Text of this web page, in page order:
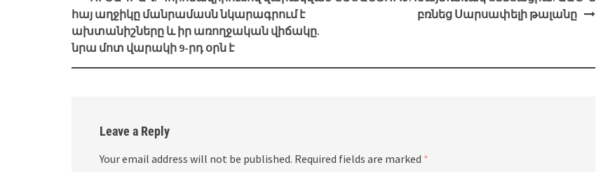
navigation
հայ աղջիկը մանրամասն նկարագրում է
ախտանիշները և իր առողջական վիճակը.
նրա մոտ վարակի 9-րդ օրն է
բռնեց Սարսափելի թալանը
Leave a Reply
Your email address will not be published. Required fields are marked *